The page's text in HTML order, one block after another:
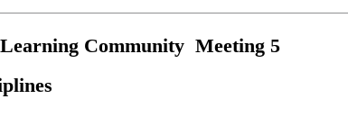
Community Meeting 5